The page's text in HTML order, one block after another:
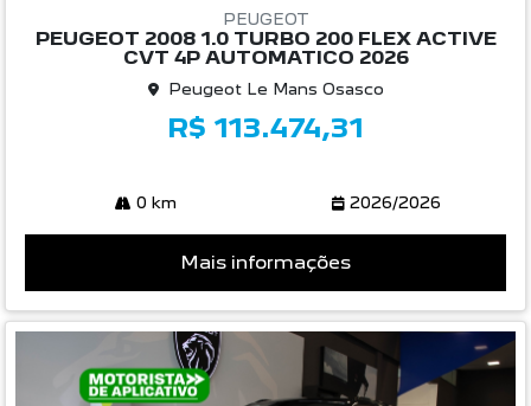
PEUGEOT
PEUGEOT 2008 1.0 TURBO 200 FLEX ACTIVE
CVT 4P AUTOMATICO 2026
Peugeot Le Mans Osasco
R$ 113.474,31
0 km 2026/2026
Mais informações